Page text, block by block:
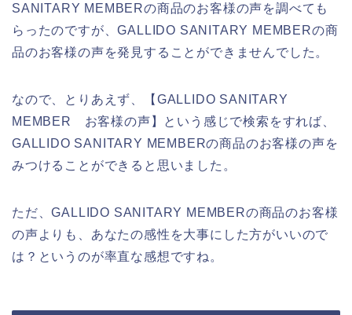
SANITARY MEMBERの商品のお客様の声を調べても
らったのですが、GALLIDO SANITARY MEMBERの商
品のお客様の声を発見することができませんでした。
なので、とりあえず、【GALLIDO SANITARY
MEMBER お客様の声】という感じで検索をすれば、
GALLIDO SANITARY MEMBERの商品のお客様の声を
みつけることができると思いました。
ただ、GALLIDO SANITARY MEMBERの商品のお客様
の声よりも、あなたの感性を大事にした方がいいので
は？というのが率直な感想ですね。